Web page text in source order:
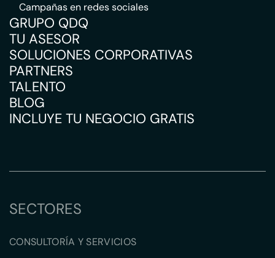
Campañas en redes sociales
GRUPO QDQ
TU ASESOR
SOLUCIONES CORPORATIVAS
PARTNERS
TALENTO
BLOG
INCLUYE TU NEGOCIO GRATIS
SECTORES
CONSULTORÍA Y SERVICIOS